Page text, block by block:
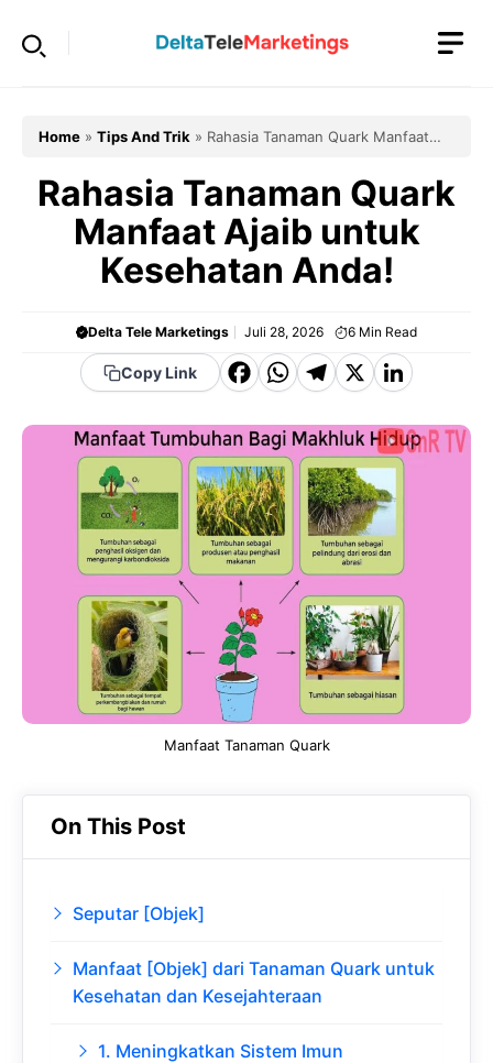
Home » Tips And Trik » Rahasia Tanaman Quark Manfaat
Rahasia Tanaman Quark
Manfaat Ajaib untuk
Kesehatan Anda!
Delta Tele Marketings Juli 28, 2026 6 Min Read
Copy Link
F
c
e
b
o
o
k
W
a
t
s
A
p
p
T
e
g
r
a
m
X Li
k
e
d
In
Manfaat Tanaman Quark
On This Post
Seputar [Objek]
Manfaat [Objek] dari Tanaman Quark untuk
Kesehatan dan Kesejahteraan
1. Meningkatkan Sistem Imun